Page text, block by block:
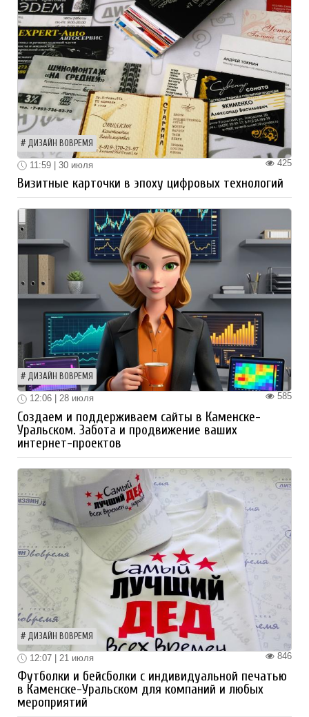
ДИЗАЙН ВОВРЕМЯ
425
11:59 | 30 июля
Визитные карточки в эпоху цифровых технологий
ДИЗАЙН ВОВРЕМЯ
585
12:06 | 28 июля
Создаем и поддерживаем сайты в Каменске-
Уральском. Забота и продвижение ваших
интернет-проектов
ДИЗАЙН ВОВРЕМЯ
846
12:07 | 21 июля
Футболки и бейсболки с индивидуальной печатью
в Каменске-Уральском для компаний и любых
мероприятий